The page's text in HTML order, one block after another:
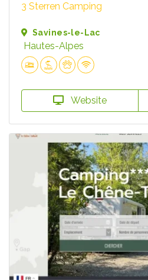
3 Sterren Camping
Savines-le-Lac
Hautes-Alpes
Website